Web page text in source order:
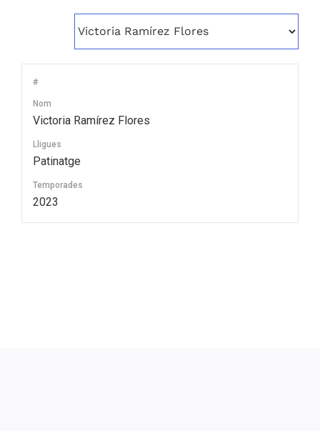
#
Nom
Victoria Ramírez Flores
Lligues
Patinatge
Temporades
2023